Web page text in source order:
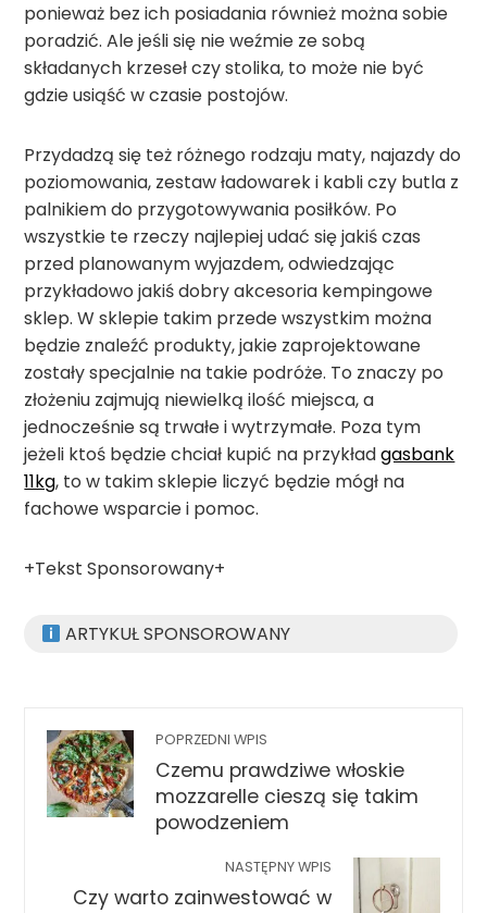
ponieważ bez ich posiadania również można sobie
poradzić. Ale jeśli się nie weźmie ze sobą
składanych krzeseł czy stolika, to może nie być
gdzie usiąść w czasie postojów.
Przydadzą się też różnego rodzaju maty, najazdy do
poziomowania, zestaw ładowarek i kabli czy butla z
palnikiem do przygotowywania posiłków. Po
wszystkie te rzeczy najlepiej udać się jakiś czas
przed planowanym wyjazdem, odwiedzając
przykładowo jakiś dobry akcesoria kempingowe
sklep. W sklepie takim przede wszystkim można
będzie znaleźć produkty, jakie zaprojektowane
zostały specjalnie na takie podróże. To znaczy po
złożeniu zajmują niewielką ilość miejsca, a
jednocześnie są trwałe i wytrzymałe. Poza tym
jeżeli ktoś będzie chciał kupić na przykładgasbank
11kg, to w takim sklepie liczyć będzie mógł na
fachowe wsparcie i pomoc.
+Tekst Sponsorowany+
ARTYKUŁ SPONSOROWANY
POPRZEDNI WPIS
Czemu prawdziwe włoskie
mozzarelle cieszą się takim
powodzeniem
NASTĘPNY WPIS
Czy warto zainwestować w